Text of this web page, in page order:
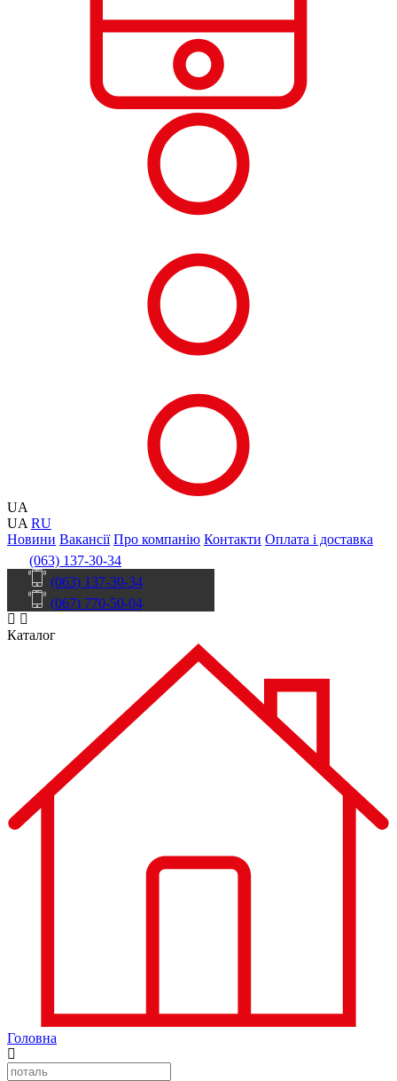
UA
UA RU
Новини Вакансії Про компанію Контакти Оплата і доставка
(063) 137-30-34
(063) 137-30-34
(067) 770-50-04
Каталог
Головна